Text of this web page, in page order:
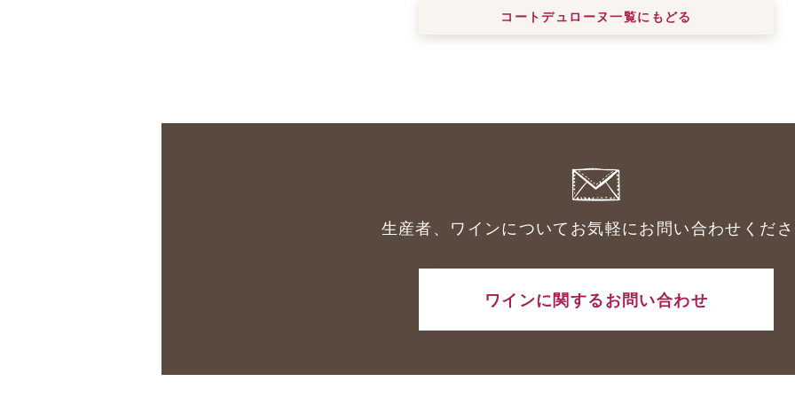
コートデュローヌ一覧にもどる
生産者、ワインについてお気軽にお問い合わせくだ
ワインに関するお問い合わせ